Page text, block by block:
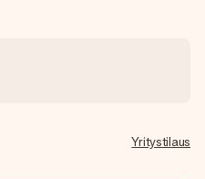
Yritystilaus